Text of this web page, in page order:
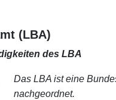
(LBA)
des LBA
Das LBA ist eine
nachgeordnet.